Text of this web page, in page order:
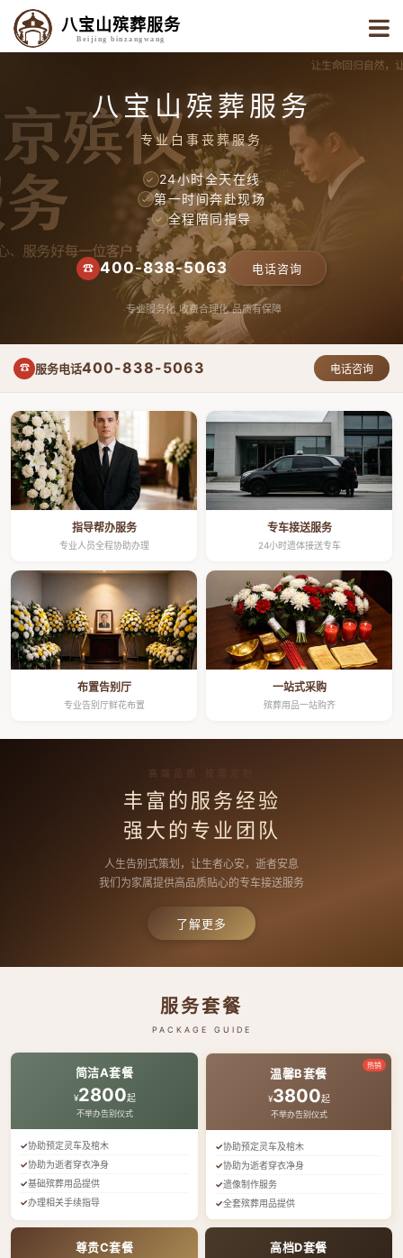
八宝山殡葬服务
Beijing binzangwang
八宝山殡葬服务
专业白事丧葬服务
✓ 24小时全天在线
✓ 第一时间奔赴现场
✓ 全程陪同指导
☎ 400-838-5063 电话咨询
专业服务化 收费合理化 品质有保障
☎ 服务电话400-838-5063 电话咨询
指导帮办服务
专业人员全程协助办理
专车接送服务
24小时遗体接送专车
布置告别厅
专业告别厅鲜花布置
一站式采购
殡葬用品一站购齐
高端品质 按需定制
丰富的服务经验
强大的专业团队
人生告别式策划，让生者心安，逝者安息
我们为家属提供高品质贴心的专车接送服务
了解更多
服务套餐
PACKAGE GUIDE
简洁A套餐
¥2800起
不举办告别仪式
协助预定灵车及棺木
协助为逝者穿衣净身
基础殡葬用品提供
办理相关手续指导
热销
温馨B套餐
¥3800起
不举办告别仪式
协助预定灵车及棺木
协助为逝者穿衣净身
遗像制作服务
全套殡葬用品提供
尊贵C套餐 高档D套餐